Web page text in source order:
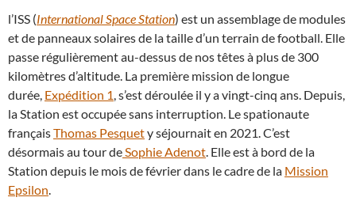
l’ISS (International Space Station) est un assemblage de modules
et de panneaux solaires de la taille d’un terrain de football. Elle
passe régulièrement au-dessus de nos têtes à plus de 300
kilomètres d’altitude. La première mission de longue
durée, Expédition 1 , s’est déroulée il y a vingt-cinq ans. Depuis,
la Station est occupée sans interruption. Le spationaute
françaisThomas Pesquety séjournait en 2021. C’est
désormais au tour de Sophie Adenot . Elle est à bord de la
Station depuis le mois de février dans le cadre de la Mission
Epsilon